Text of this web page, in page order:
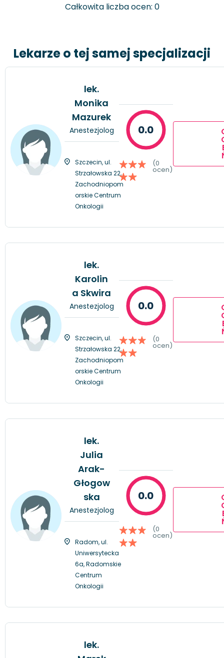
Całkowita liczba ocen: 0
Lekarze o tej samej specjalizacji
lek.
Monika
Mazurek
Anestezjolog
Szczecin, ul.
Strzałowska 22,
Zachodniopom
orskie Centrum
Onkologii
0.0
(0
ocen)
lek.
Karolin
a Skwira
Anestezjolog
Szczecin, ul.
Strzałowska 22,
Zachodniopom
orskie Centrum
Onkologii
0.0
(0
ocen)
lek.
Julia
Arak-
Głogow
ska
Anestezjolog
Radom, ul.
Uniwersytecka
6a, Radomskie
Centrum
Onkologii
0.0
(0
ocen)
lek.